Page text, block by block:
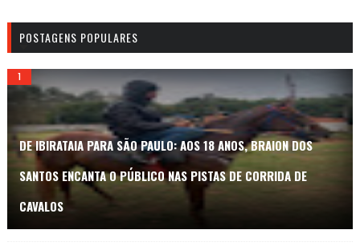
POSTAGENS POPULARES
DE IBIRATAIA PARA SÃO PAULO: AOS 18 ANOS, BRAION DOS
SANTOS ENCANTA O PÚBLICO NAS PISTAS DE CORRIDA DE
CAVALOS